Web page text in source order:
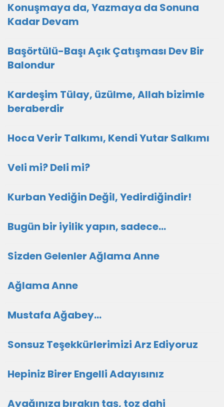
Konuşmaya da, Yazmaya da Sonuna
Kadar Devam
Başörtülü-Başı Açık Çatışması Dev Bir
Balondur
Kardeşim Tülay, üzülme, Allah bizimle
beraberdir
Hoca Verir Talkımı, Kendi Yutar Salkımı
Veli mi? Deli mi?
Kurban Yediğin Değil, Yedirdiğindir!
Bugün bir iyilik yapın, sadece...
Sizden Gelenler Ağlama Anne
Ağlama Anne
Mustafa Ağabey…
Sonsuz Teşekkürlerimizi Arz Ediyoruz
Hepiniz Birer Engelli Adayısınız
Ayağınıza bırakın taş, toz dahi